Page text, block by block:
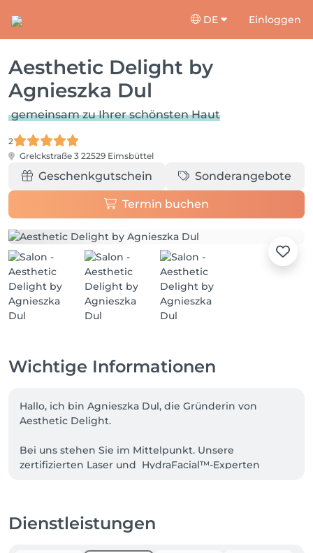
DE Einloggen
Aesthetic Delight by
Agnieszka Dul
gemeinsam zu Ihrer schönsten Haut
2
Grelckstraße 3 22529 Eimsbüttel
Geschenkgutschein Sonderangebote
Termin buchen
Wichtige Informationen
Hallo, ich bin Agnieszka Dul, die Gründerin von
Aesthetic Delight.
Bei uns stehen Sie im Mittelpunkt. Unsere
zertifizierten Laser und  HydraFacial™-Experten
hochwertiger Pflege und einer einladenden
Dienstleistungen